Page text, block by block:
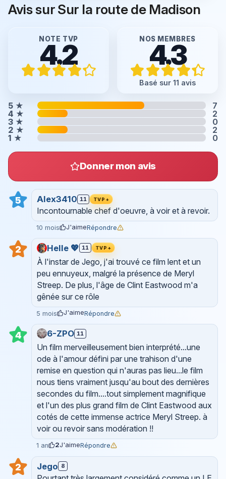
Avis sur Sur la route de Madison
NOTE TVP
4.2 NOS MEMBRES
4.3
Basé sur 11 avis
5 ★
7
4 ★
2
3 ★
0
2 ★
2
1 ★ 0
Donner mon avis
5 Alex3410 11 TVP+
Incontournable chef d'oeuvre, à voir et à revoir.
10 mois J'aimeRépondre
2 Helle 💖 11 TVP+
À l'instar de Jego, j'ai trouvé ce film lent et un
peu ennuyeux, malgré la présence de Meryl
Streep. De plus, l'âge de Clint Eastwood m'a
gênée sur ce rôle
5 mois J'aimeRépondre
4 6-ZPO 11
Un film merveilleusement bien interprété...une
ode à l'amour défini par une trahison d'une
remise en question qui n'auras pas lieu...le film
nous tiens vraiment jusqu'au bout des dernières
secondes du film....tout simplement magnifique
et l'un des plus grand film de Clint Eastwood aux
cotés de cette immense actrice Meryl Streep. à
voir ou revoir sans modération !!
1 an 2J'aimeRépondre
2 Jego 8